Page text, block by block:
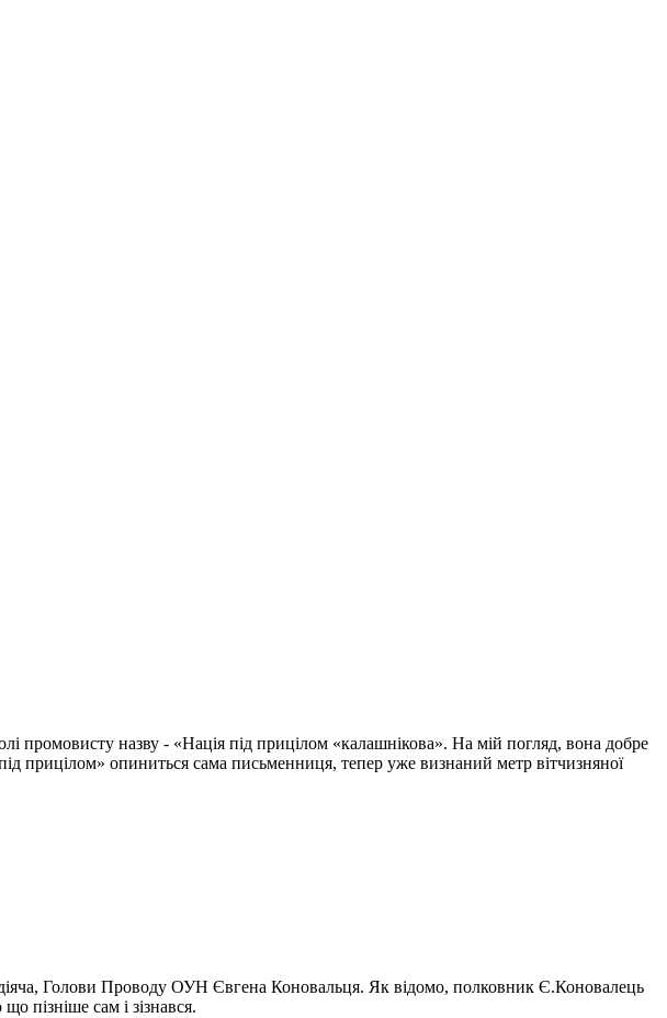
промовисту назву - «Нація під прицілом «калашнікова». На мій погляд, вона добре
прицілом» опиниться сама письменниця, тепер уже визнаний метр вітчизняної
Голови Проводу ОУН Євгена Коновальця. Як відомо, полковник Є.Коновалець
пізніше сам і зізнався.